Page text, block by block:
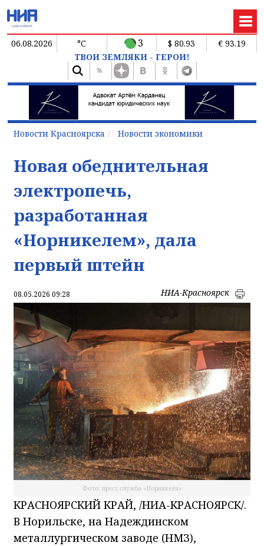
06.08.2026 °C 3 $ 80.93
€ 93.19
ТВОИ ЗЕМЛЯКИ - ГЕРОИ!
Новости Красноярска Новости экономики
Новая обеднительная
электропечь,
разработанная
«Норникелем», дала
первый штейн
08.05.2026 09:28 НИА-Красноярск
Фото: пресс-служба «Норникеля»
КРАСНОЯРСКИЙ КРАЙ, /НИА-КРАСНОЯРСК/.
В Норильске, на Надеждинском
металлургическом заводе (НМЗ),